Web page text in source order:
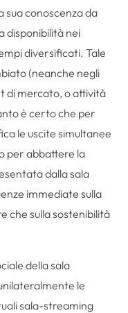
sua conoscenza da
disponibilità nei
diversificati. Tale
(neanche negli
di mercato, o attività
è certo che per
le uscite simultanee
per abbattere la
dalla sala
immediate sulla
che sulla sostenibilità
della sala
le
sala-streaming